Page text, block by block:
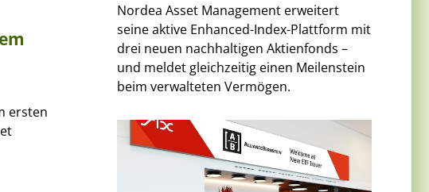
ersten
Nordea Asset Management erweitert
seine aktive Enhanced-Index-Plattform mit
drei neuen nachhaltigen Aktienfonds –
und meldet gleichzeitig einen Meilenstein
beim verwalteten Vermögen.